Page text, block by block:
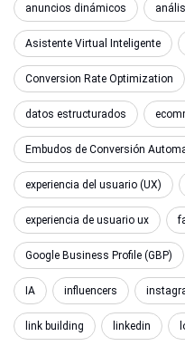
anuncios dinámicos
Asistente Virtual Inteligente
Conversion Rate Optimization
datos estructurados
Embudos de Conversión
experiencia del usuario (UX)
experiencia de usuario ux
Google Business Profile (GBP)
IA influencers
link building linkedin